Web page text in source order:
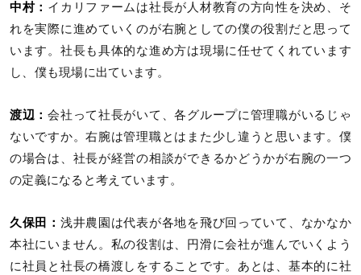
中村： イカリファームは社長が人材教育の方向性を決め、そ
れを実際に進めていくのが右腕としての僕の役割だと思って
います。社長も具体的な進め方は現場に任せてくれています
し、僕も現場に出ています。
渡辺：会社って社長がいて、各グループに管理職がいるじゃ
ないですか。右腕は管理職とはまた少し違うと思います。僕
の場合は、社長が経営の相談ができるかどうかが右腕の一つ
の定義になると考えています。
久保田： 浅井農園は代表が各地を飛び回っていて、なかなか
本社にいません。私の役割は、円滑に会社が進んでいくよう
に社員と社長の橋渡しをすることです。あとは、基本的に社